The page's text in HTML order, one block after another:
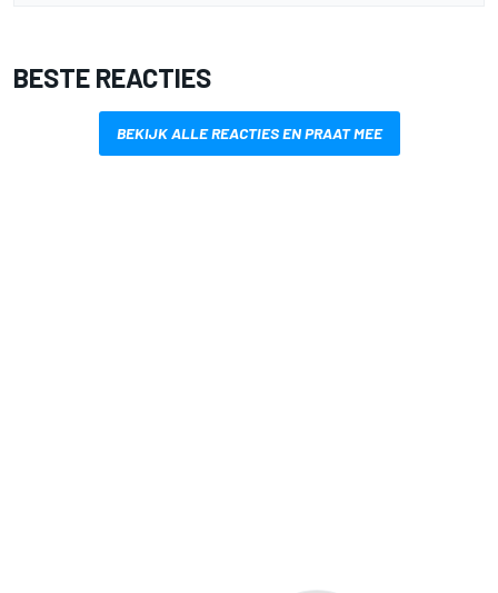
BESTE REACTIES
BEKIJK ALLE REACTIES EN PRAAT MEE